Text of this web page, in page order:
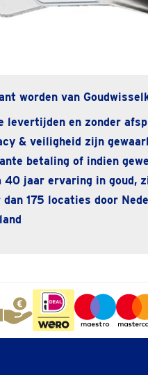
worden van
levertijden en zonder
& veiligheid zijn
betaling of indien
40 jaar ervaring in goud,
dan 175 locaties door